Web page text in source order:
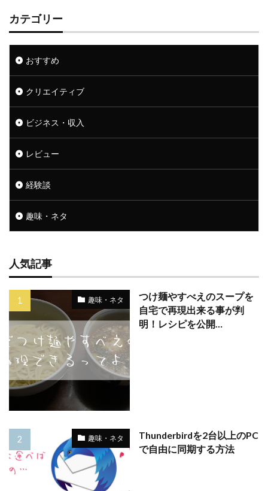
カテゴリー
おすすめ
クリエイティブ
ビジネス・収入
レビュー
経験談
趣味・ネタ
人気記事
趣味・ネタ
つけ麺やすべえのスープを
自宅で再現出来る事が判
明！レシピを公開…
趣味・ネタ
Thunderbirdを2台以上のPC
で自由に同期する方法